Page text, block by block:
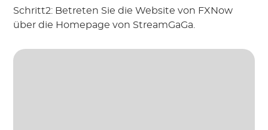
Schritt2: Betreten Sie die Website von FXNow
über die Homepage von StreamGaGa.